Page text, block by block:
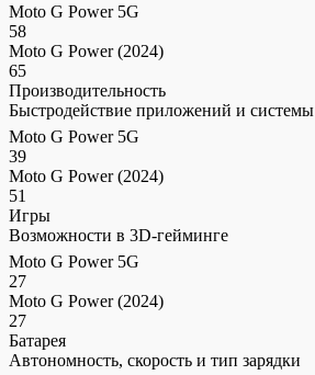
Moto G Power 5G
58
Moto G Power (2024)
65
Производительность
Быстродействие приложений и системы
Moto G Power 5G
39
Moto G Power (2024)
51
Игры
Возможности в 3D-гейминге
Moto G Power 5G
27
Moto G Power (2024)
27
Батарея
Автономность, скорость и тип зарядки